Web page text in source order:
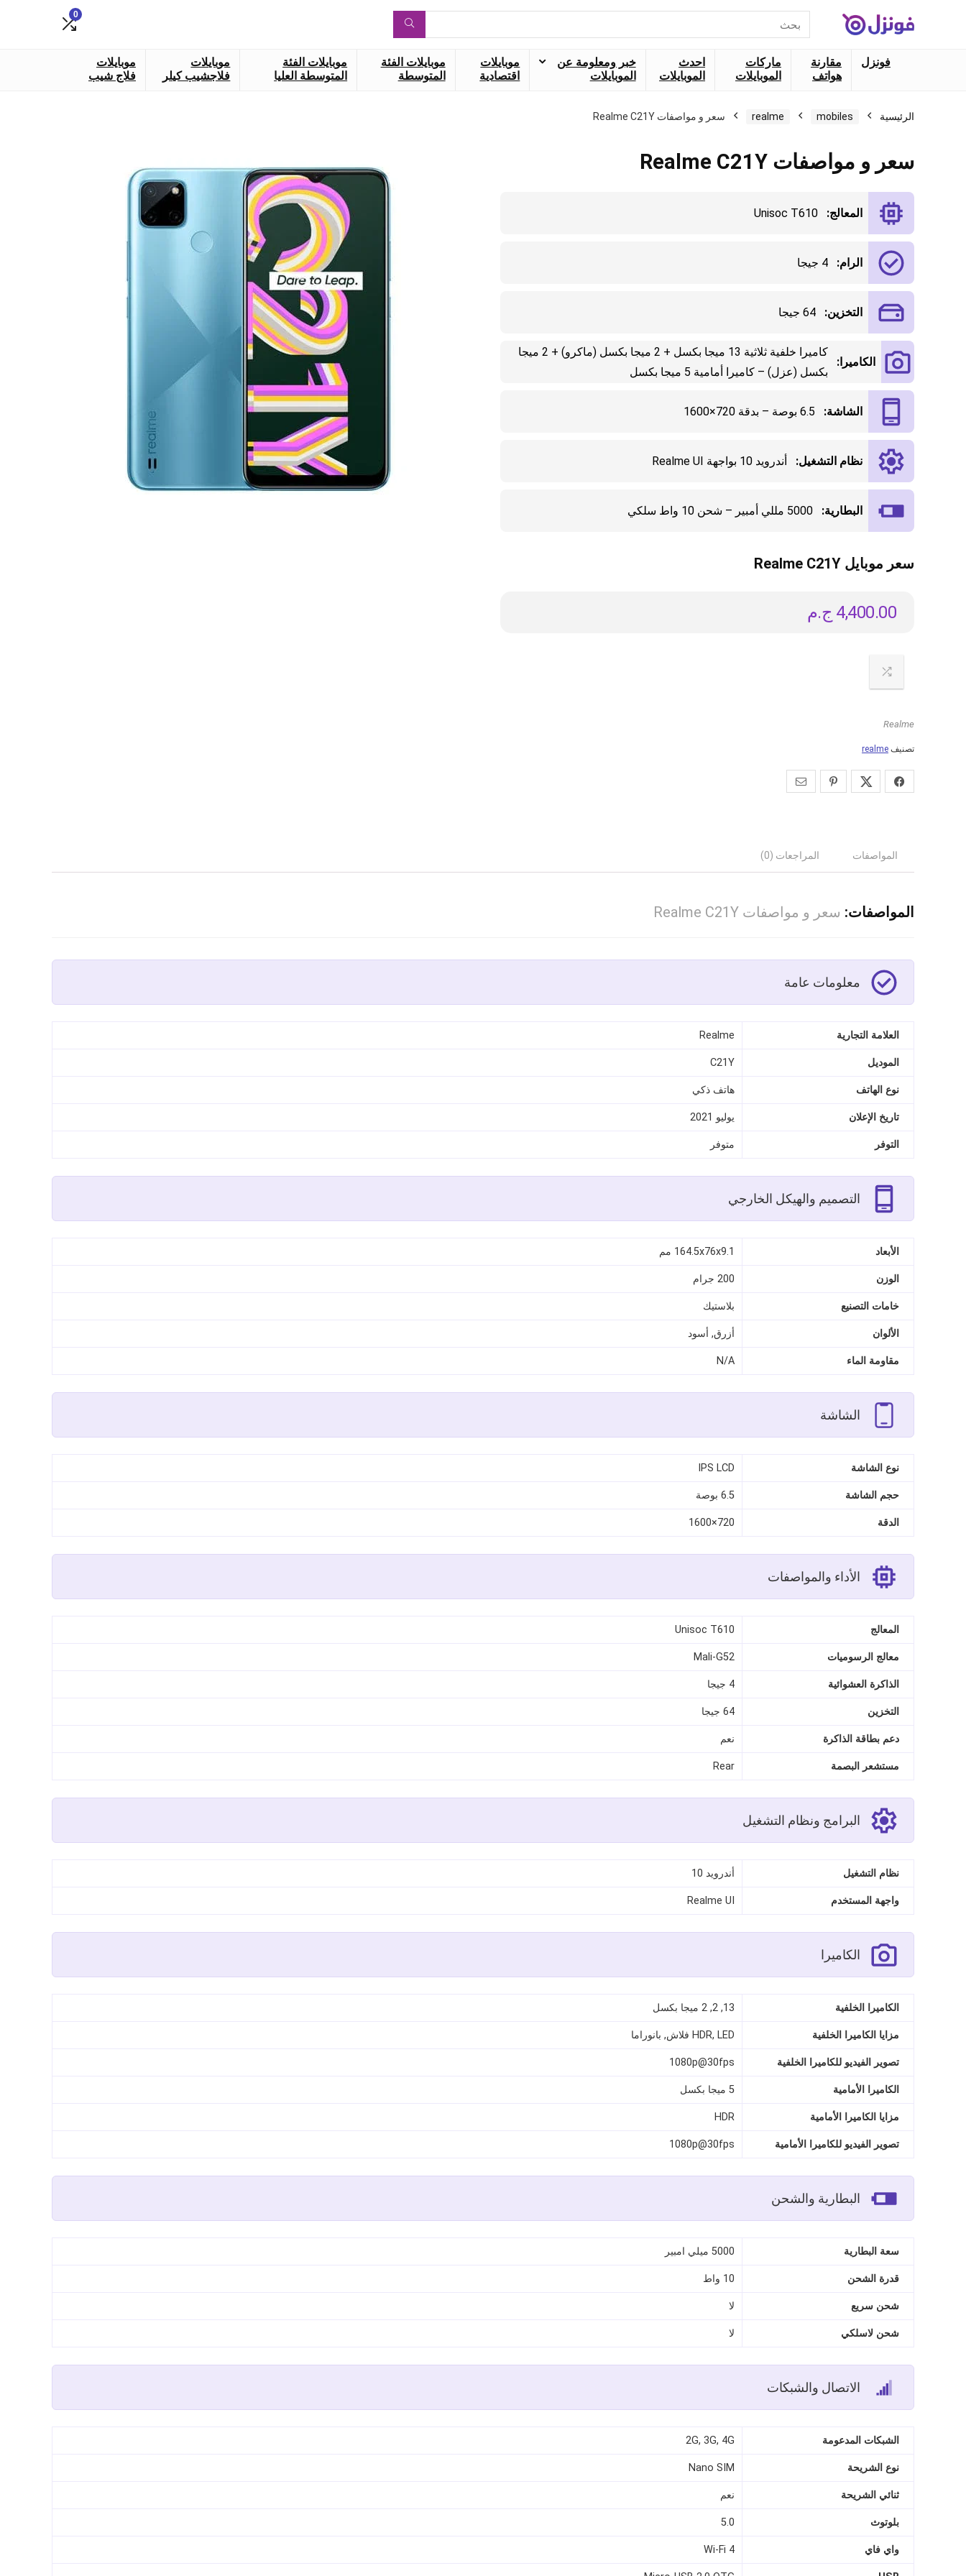
عن:
0
فونزل
مقارنة
هواتف
ماركات
الموبايلات
احدث
الموبايلات
خبر ومعلومة عن
الموبايلات
موبايلات
اقتصادية
موبايلات الفئة
المتوسطة
موبايلات الفئة
المتوسطة العليا
موبايلات
فلاجشيب كيلر
موبايلات
فلاج شيب
الرئيسية mobiles
realme سعر و مواصفات Realme C21Y
سعر و مواصفات Realme C21Y
المعالج: Unisoc T610
الرام: 4 جيجا
التخزين: 64 جيجا
الكاميرا:
كاميرا خلفية ثلاثية 13 ميجا بكسل + 2 ميجا بكسل (ماكرو) + 2 ميجا
بكسل (عزل) – كاميرا أمامية 5 ميجا بكسل
الشاشة: 6.5 بوصة – بدقة 720×1600
نظام التشغيل: أندرويد 10 بواجهة Realme UI
البطارية: 5000 مللي أمبير – شحن 10 واط سلكي
سعر موبايل Realme C21Y
ج.م 4,400.00
Realme
تصنيف realme
المواصفات المراجعات (0)
المواصفات: سعر و مواصفات Realme C21Y
معلومات عامة
العلامة التجارية Realme
الموديل C21Y
نوع الهاتف هاتف ذكي
تاريخ الإعلان يوليو 2021
التوفر متوفر
التصميم والهيكل الخارجي
الأبعاد 164.5x76x9.1 مم
الوزن 200 جرام
خامات التصنيع بلاستيك
الألوان أزرق, أسود
مقاومة الماء N/A
الشاشة
نوع الشاشة IPS LCD
حجم الشاشة 6.5 بوصة
الدقة 720×1600
الأداء والمواصفات
المعالج Unisoc T610
معالج الرسوميات Mali-G52
الذاكرة العشوائية 4 جيجا
التخزين 64 جيجا
دعم بطاقة الذاكرة نعم
مستشعر البصمة Rear
البرامج ونظام التشغيل
نظام التشغيل أندرويد 10
واجهة المستخدم Realme UI
الكاميرا
الكاميرا الخلفية 13, 2, 2 ميجا بكسل
مزايا الكاميرا الخلفية HDR, LED فلاش, بانوراما
تصوير الفيديو للكاميرا الخلفية 1080p@30fps
الكاميرا الأمامية 5 ميجا بكسل
مزايا الكاميرا الأمامية HDR
تصوير الفيديو للكاميرا الأمامية 1080p@30fps
البطارية والشحن
سعة البطارية 5000 ميلي امبير
قدرة الشحن 10 واط
شحن سريع لا
شحن لاسلكي لا
الاتصال والشبكات
الشبكات المدعومة 2G, 3G, 4G
نوع الشريحة Nano SIM
ثنائي الشريحة نعم
بلوتوث 5.0
واي فاي Wi-Fi 4